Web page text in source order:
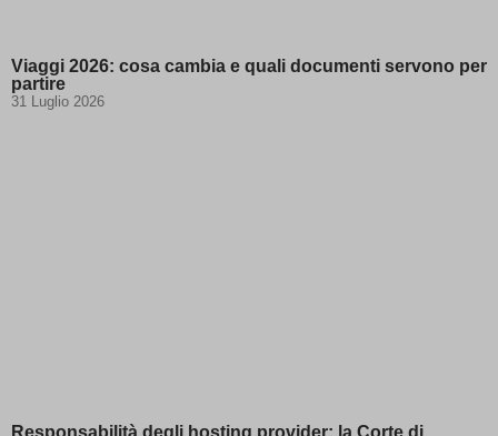
Viaggi 2026: cosa cambia e quali documenti servono per
partire
31 Luglio 2026
Responsabilità degli hosting provider: la Corte di